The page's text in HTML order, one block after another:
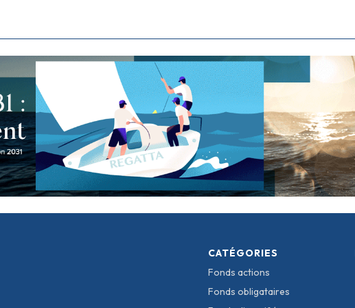
CATÉGORIES
Fonds actions
Fonds obligataires